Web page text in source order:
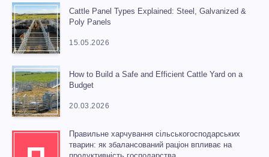
Cattle Panel Types Explained: Steel, Galvanized &
Poly Panels
15.05.2026
How to Build a Safe and Efficient Cattle Yard on a
Budget
20.03.2026
Правильне харчування сільськогосподарських
тварин: як збалансований раціон впливає на